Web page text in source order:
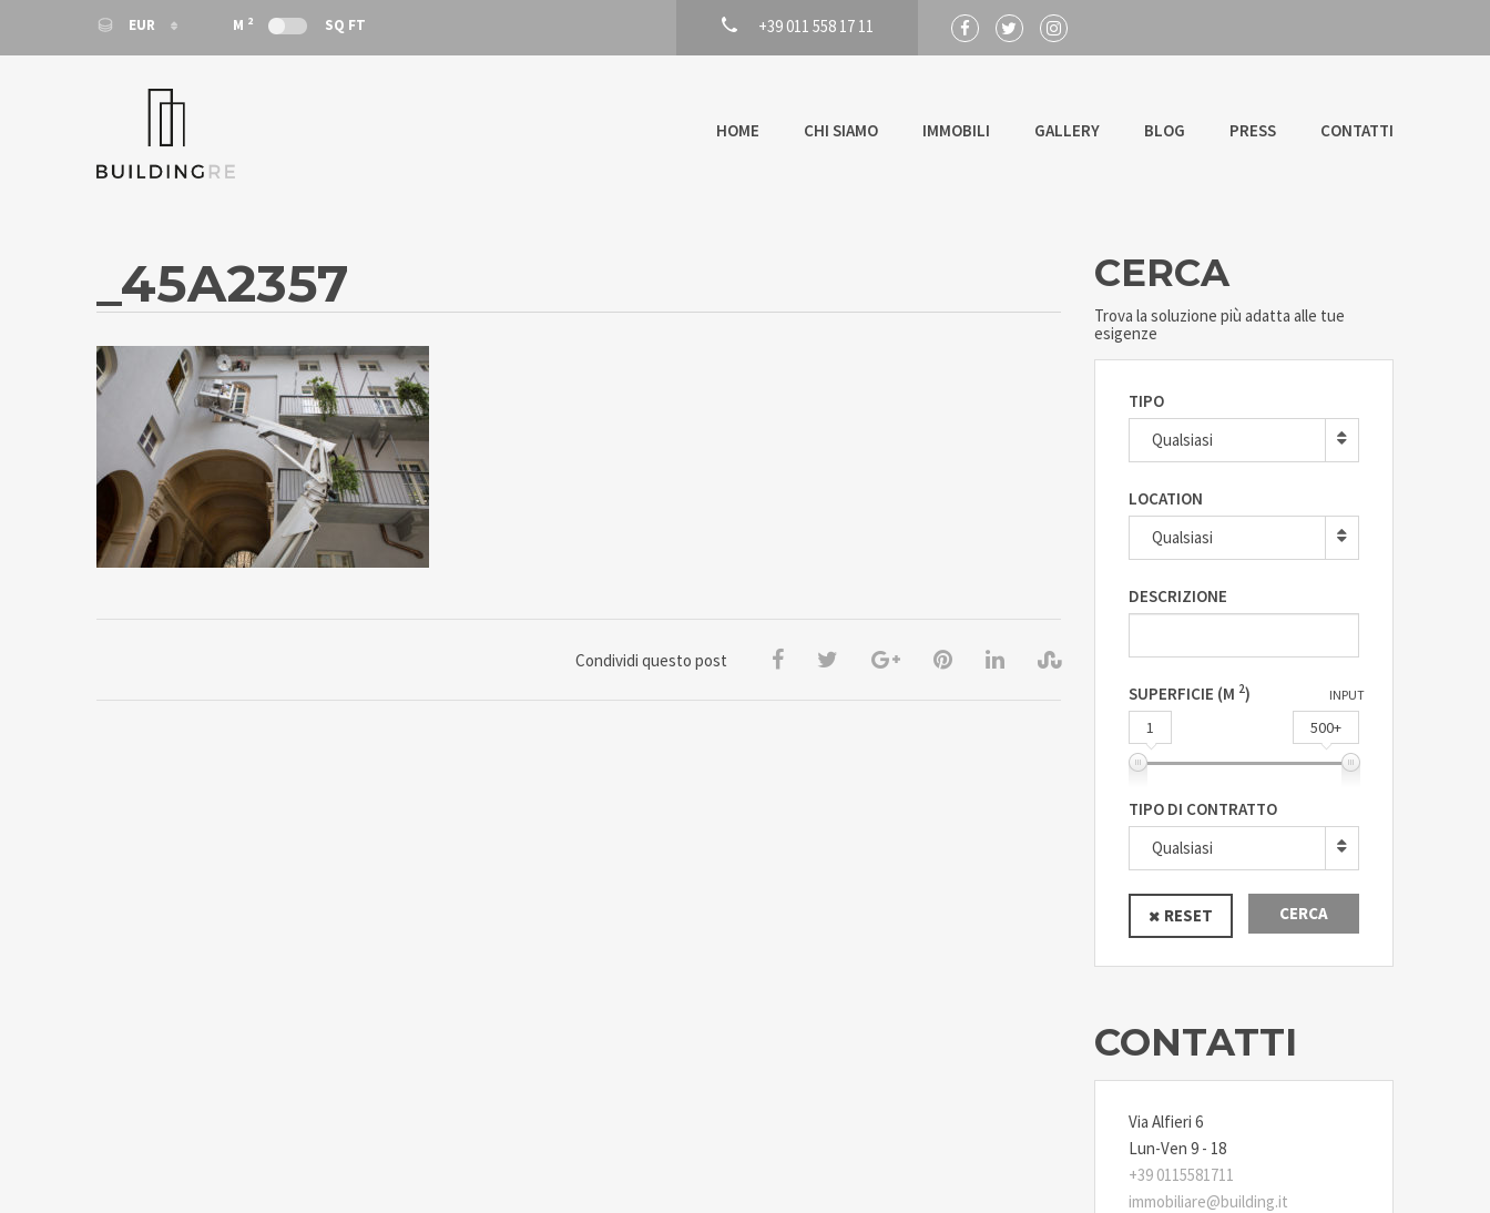
EUR
EUR
EUR
M 2 SQ FT +39 011 558 17 11
HOME CHI SIAMO IMMOBILI GALLERY BLOG PRESS CONTATTI
_45A2357
Condividi questo post
CERCA
Trova la soluzione più adatta alle tue
esigenze
TIPO
Qualsiasi
LOCATION
Qualsiasi
DESCRIZIONE
SUPERFICIE (M 2) INPUT
1 500+
TIPO DI CONTRATTO
Qualsiasi
RESET CERCA
CONTATTI
Via Alfieri 6
Lun-Ven 9 - 18
+39 0115581711
immobiliare@building.it